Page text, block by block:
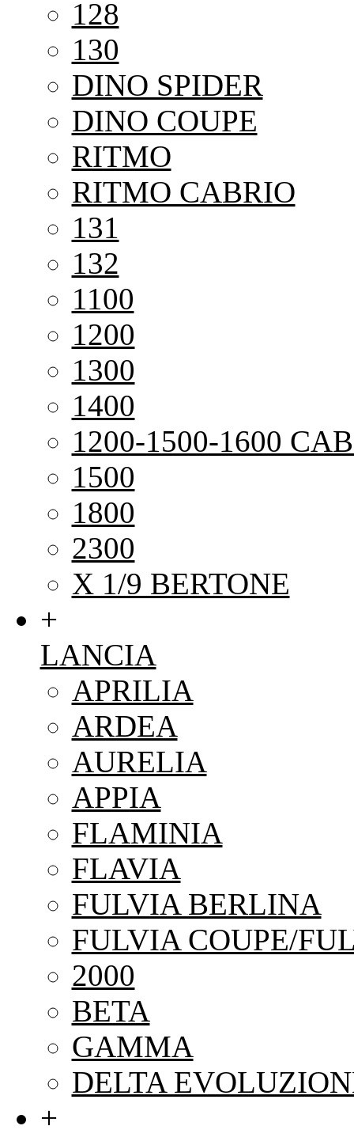
128
130
DINO SPIDER
DINO COUPE
RITMO
RITMO CABRIO
131
132
1100
1200
1300
1400
1200-1500-1600
1500
1800
2300
X 1/9 BERTONE
+
LANCIA
APRILIA
ARDEA
AURELIA
APPIA
FLAMINIA
FLAVIA
FULVIA BERLINA
FULVIA COUPE/
2000
BETA
GAMMA
DELTA
+